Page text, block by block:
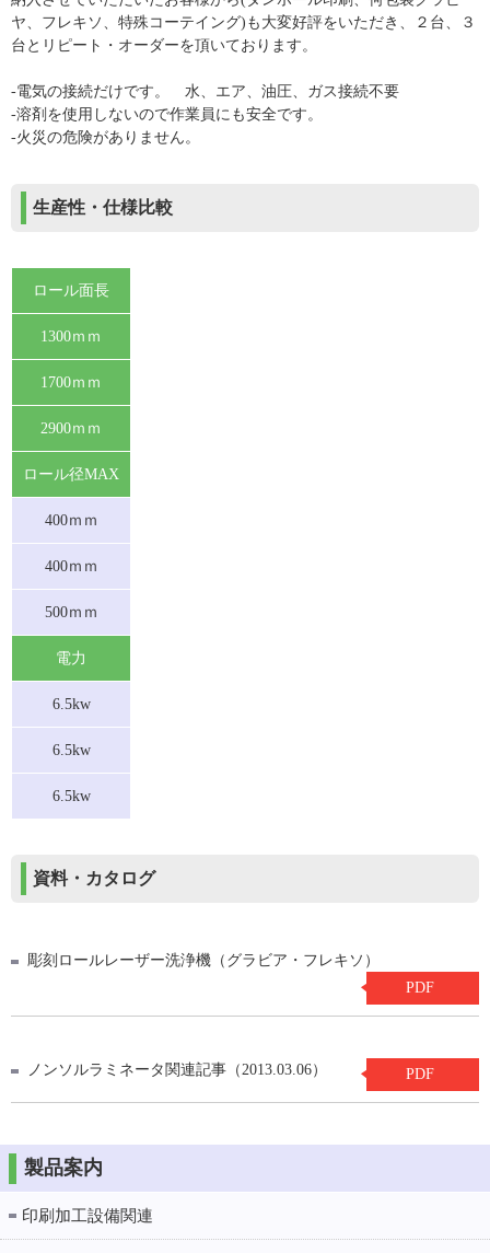
ヤ、フレキソ、特殊コーテイング)も大変好評をいただき、２台、３
台とリピート・オーダーを頂いております。
-電気の接続だけです。 水、エア、油圧、ガス接続不要
-溶剤を使用しないので作業員にも安全です。
-火災の危険がありません。
生産性・仕様比較
ロール面長
1300ｍｍ
1700ｍｍ
2900ｍｍ
ロール径MAX
400ｍｍ
400ｍｍ
500ｍｍ
電力
6.5kw
6.5kw
6.5kw
資料・カタログ
彫刻ロールレーザー洗浄機（グラビア・フレキソ）
PDF
ノンソルラミネータ関連記事（2013.03.06） PDF
製品案内
印刷加工設備関連